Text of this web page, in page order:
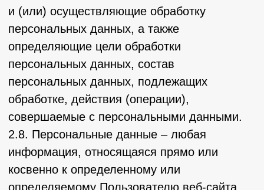
2.12. Распространение персональных
данных – любые действия, направленные
на раскрытие персональных данных
неопределенному кругу лиц (передача
ознакомление с персональными данными
неограниченного круга лиц, в том числе
обнародование персональных данных в
средствах массовой информации,
размещение в информационно-
телекоммуникационных сетях или
предоставление доступа к персональным
данным каким-либо иным способом.
2.13. Трансграничная передача
персональных данных – передача